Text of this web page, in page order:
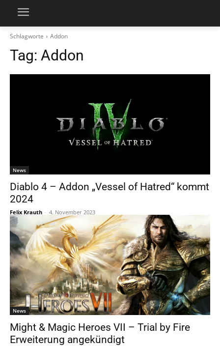
Schlagworte Addon
Tag: Addon
News
Diablo 4 – Addon „Vessel of Hatred“ kommt
2024
Felix Krauth - 4. November 2023
News
Might & Magic Heroes VII – Trial by Fire
Erweiterung angekündigt